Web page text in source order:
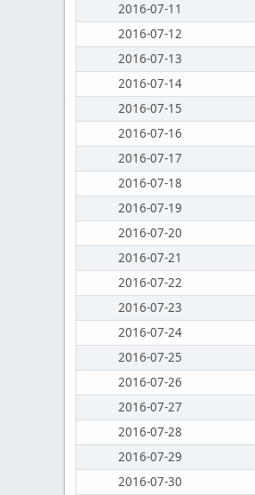
2016-07-11
2016-07-12
2016-07-13
2016-07-14
2016-07-15
2016-07-16
2016-07-17
2016-07-18
2016-07-19
2016-07-20
2016-07-21
2016-07-22
2016-07-23
2016-07-24
2016-07-25
2016-07-26
2016-07-27
2016-07-28
2016-07-29
2016-07-30